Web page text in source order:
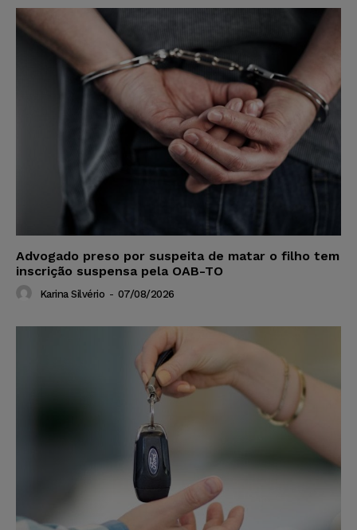
Advogado preso por suspeita de matar o filho tem
inscrição suspensa pela OAB-TO
Karina Silvério - 07/08/2026